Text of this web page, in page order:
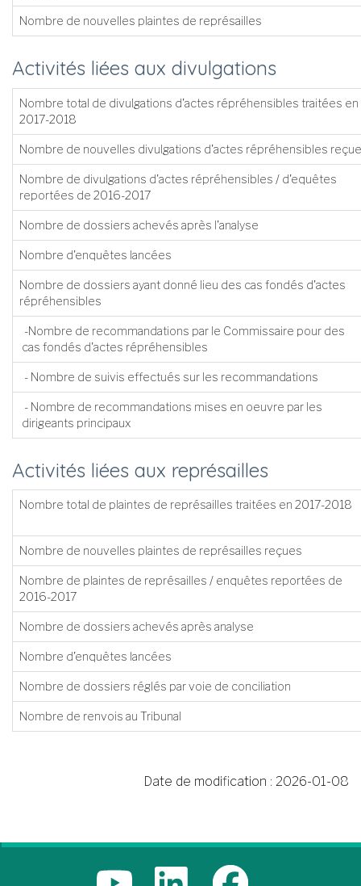
Nombre de nouvelles plaintes de représailles
Activités liées aux divulgations
Nombre total de divulgations d'actes répréhensibles traitées en
2017-2018
Nombre de nouvelles divulgations d'actes répréhensibles
Nombre de divulgations d'actes répréhensibles / d'equêtes
reportées de 2016-2017
Nombre de dossiers achevés après l'analyse
Nombre d'enquêtes lancées
Nombre de dossiers ayant donné lieu des cas fondés d'actes
répréhensibles
-Nombre de recommandations par le Commissaire pour des
cas fondés d'actes répréhensibles
- Nombre de suivis effectués sur les recommandations
- Nombre de recommandations mises en oeuvre par les
dirigeants principaux
Activités liées aux représailles
Nombre total de plaintes de représailles traitées en 2017-2018
Nombre de nouvelles plaintes de représailles reçues
Nombre de plaintes de représailles / enquêtes reportées de
2016-2017
Nombre de dossiers achevés après analyse
Nombre d'enquêtes lancées
Nombre de dossiers réglés par voie de conciliation
Nombre de renvois au Tribunal
Date de modification : 2026-01-08